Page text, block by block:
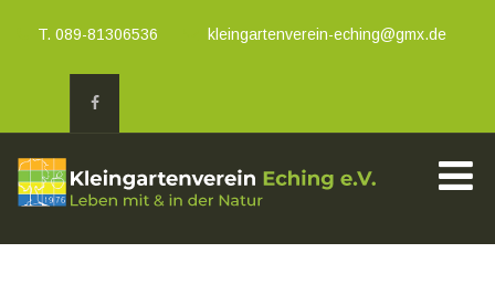
T. 089-81306536 kleingartenverein-eching@gmx.de